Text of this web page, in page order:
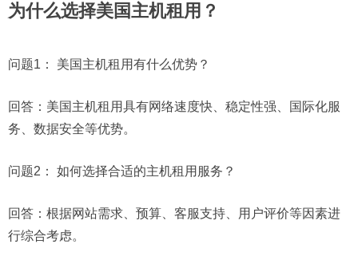
为什么选择美国主机租用？
问题1： 美国主机租用有什么优势？
回答：美国主机租用具有网络速度快、稳定性强、国际化服
务、数据安全等优势。
问题2： 如何选择合适的主机租用服务？
回答：根据网站需求、预算、客服支持、用户评价等因素进
行综合考虑。